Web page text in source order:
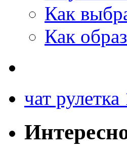
Как
Как
чат